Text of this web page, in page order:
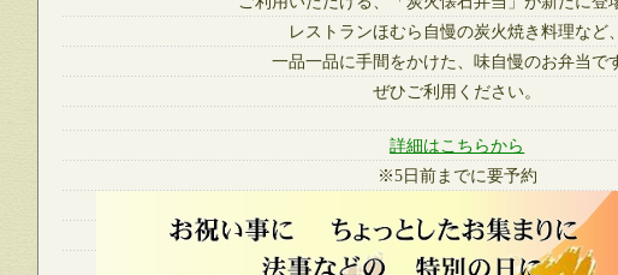
レストランほむら自慢の炭火焼き料理など
一品一品に手間をかけた、味自慢のお弁当で
ぜひご利用ください。
詳細はこちらから
※5日前までに要予約